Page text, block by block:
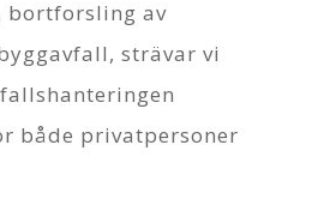
bortforsling av
strävar vi
både privatpersoner